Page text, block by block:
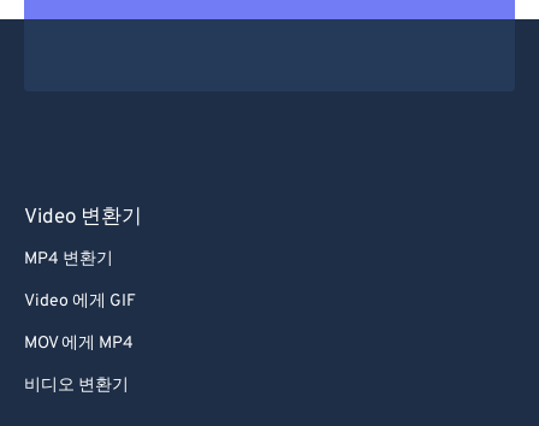
Video 변환기
MP4 변환기
Video 에게 GIF
MOV 에게 MP4
비디오 변환기